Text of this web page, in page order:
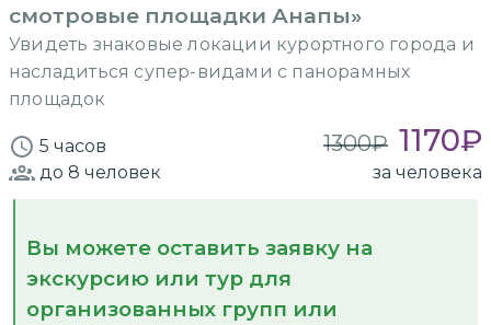
смотровые площадки Анапы»
Увидеть знаковые локации курортного города и
насладиться супер-видами с панорамных
площадок
5 часов 1300₽ 1170₽
до 8 человек за человека
Вы можете оставить заявку на
экскурсию или тур для
организованных групп или